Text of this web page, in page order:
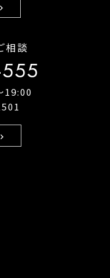
chevron_right
相談
19:00
chevron_right